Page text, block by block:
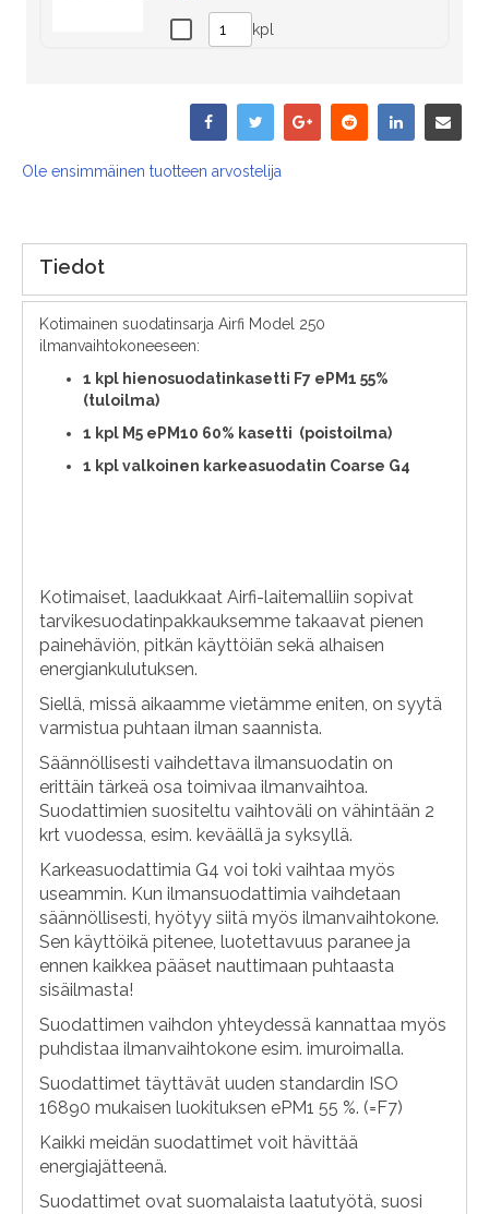
kpl
Ole ensimmäinen tuotteen arvostelija
Tiedot
Kotimainen suodatinsarja Airfi Model 250
ilmanvaihtokoneeseen:
1 kpl hienosuodatinkasetti F7 ePM1 55%
(tuloilma)
1 kpl M5 ePM10 60% kasetti (poistoilma)
1 kpl valkoinen karkeasuodatin Coarse G4
Kotimaiset, laadukkaat Airfi-laitemalliin sopivat
tarvikesuodatinpakkauksemme takaavat pienen
painehäviön, pitkän käyttöiän sekä alhaisen
energiankulutuksen.
Siellä, missä aikaamme vietämme eniten, on syytä
varmistua puhtaan ilman saannista.
Säännöllisesti vaihdettava ilmansuodatin on
erittäin tärkeä osa toimivaa ilmanvaihtoa.
Suodattimien suositeltu vaihtoväli on vähintään 2
krt vuodessa, esim. keväällä ja syksyllä.
Karkeasuodattimia G4 voi toki vaihtaa myös
useammin. Kun ilmansuodattimia vaihdetaan
säännöllisesti, hyötyy siitä myös ilmanvaihtokone.
Sen käyttöikä pitenee, luotettavuus paranee ja
ennen kaikkea pääset nauttimaan puhtaasta
sisäilmasta!
Suodattimen vaihdon yhteydessä kannattaa myös
puhdistaa ilmanvaihtokone esim. imuroimalla.
Suodattimet täyttävät uuden standardin ISO
16890 mukaisen luokituksen ePM1 55 %. (=F7)
Kaikki meidän suodattimet voit hävittää
energiajätteenä.
Suodattimet ovat suomalaista laatutyötä, suosi